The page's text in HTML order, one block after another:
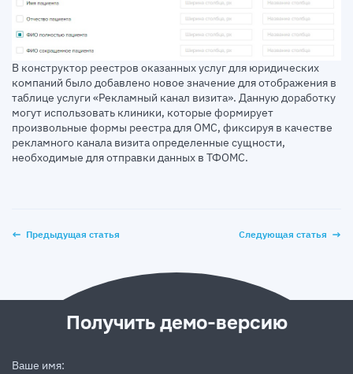
В конструктор реестров оказанных услуг для юридических
компаний было добавлено новое значение для отображения в
таблице услуги «Рекламный канал визита». Данную доработку
могут использовать клиники, которые формирует
произвольные формы реестра для ОМС, фиксируя в качестве
рекламного канала визита определенные сущности,
необходимые для отправки данных в ТФОМС.
Предыдущая статья Следующая статья
Получить демо-версию
Ваше имя: